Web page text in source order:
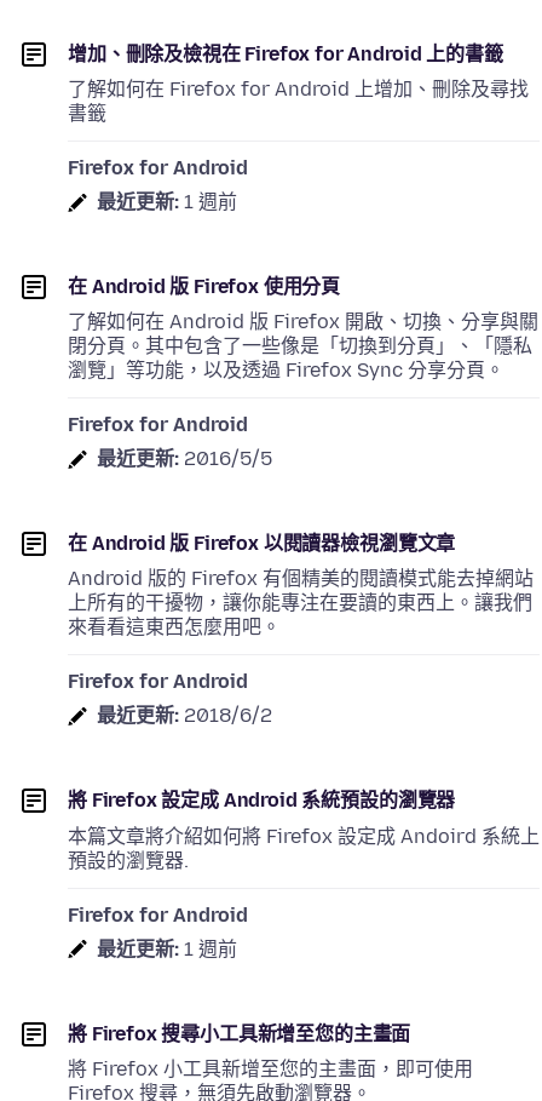
增加、刪除及檢視在 Firefox for Android 上的書籤
了解如何在 Firefox for Android 上增加、刪除及尋找
書籤
Firefox for Android
最近更新: 1 週前
在 Android 版 Firefox 使用分頁
了解如何在 Android 版 Firefox 開啟、切換、分享與關
閉分頁。其中包含了一些像是「切換到分頁」、「隱私
瀏覽」等功能，以及透過 Firefox Sync 分享分頁。
Firefox for Android
最近更新: 2016/5/5
在 Android 版 Firefox 以閱讀器檢視瀏覽文章
Android 版的 Firefox 有個精美的閱讀模式能去掉網站
上所有的干擾物，讓你能專注在要讀的東西上。讓我們
來看看這東西怎麼用吧。
Firefox for Android
最近更新: 2018/6/2
將 Firefox 設定成 Android 系統預設的瀏覽器
本篇文章將介紹如何將 Firefox 設定成 Andoird 系統上
預設的瀏覽器.
Firefox for Android
最近更新: 1 週前
將 Firefox 搜尋小工具新增至您的主畫面
將 Firefox 小工具新增至您的主畫面，即可使用
Firefox 搜尋，無須先啟動瀏覽器。